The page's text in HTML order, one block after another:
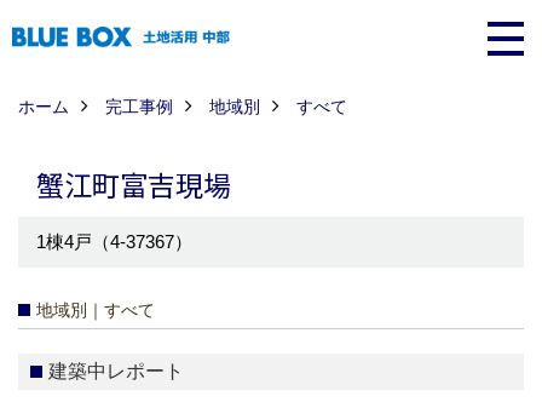
ホーム 完工事例 地域別 すべて
蟹江町富吉現場
1棟4戸（4-37367）
地域別｜すべて
建築中レポート